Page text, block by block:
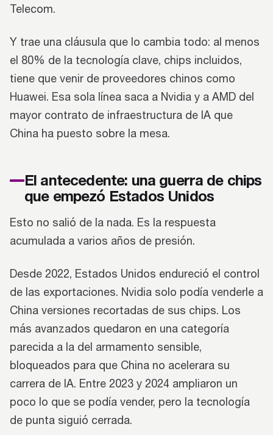
Telecom.
Y trae una cláusula que lo cambia todo: al menos
el 80% de la tecnología clave, chips incluidos,
tiene que venir de proveedores chinos como
Huawei. Esa sola línea saca a Nvidia y a AMD del
mayor contrato de infraestructura de IA que
China ha puesto sobre la mesa.
El antecedente: una guerra de chips
que empezó Estados Unidos
Esto no salió de la nada. Es la respuesta
acumulada a varios años de presión.
Desde 2022, Estados Unidos endureció el control
de las exportaciones. Nvidia solo podía venderle a
China versiones recortadas de sus chips. Los
más avanzados quedaron en una categoría
parecida a la del armamento sensible,
bloqueados para que China no acelerara su
carrera de IA. Entre 2023 y 2024 ampliaron un
poco lo que se podía vender, pero la tecnología
de punta siguió cerrada.